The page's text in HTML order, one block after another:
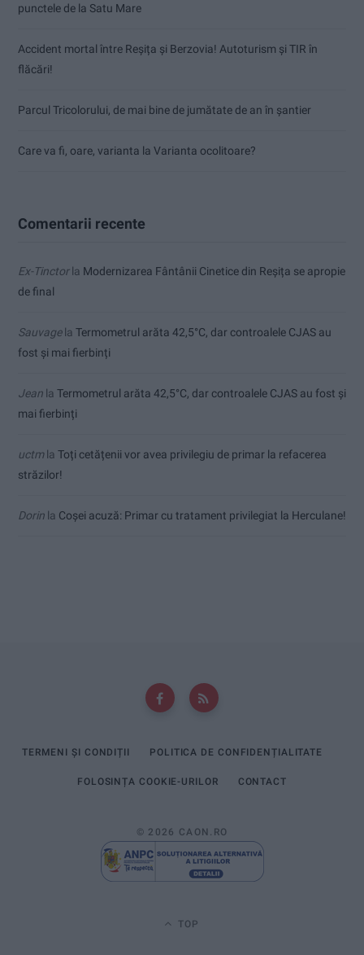
punctele de la Satu Mare
Accident mortal între Reșița și Berzovia! Autoturism și TIR în
flăcări!
Parcul Tricolorului, de mai bine de jumătate de an în șantier
Care va fi, oare, varianta la Varianta ocolitoare?
Comentarii recente
Ex-Tinctorla Modernizarea Fântânii Cinetice din Reșița se apropie
de final
Sauvagela Termometrul arăta 42,5°C, dar controalele CJAS au
fost și mai fierbinți
Jean la Termometrul arăta 42,5°C, dar controalele CJAS au fost și
mai fierbinți
uctmla Toți cetățenii vor avea privilegiu de primar la refacerea
străzilor!
Dorin la Coșei acuză: Primar cu tratament privilegiat la Herculane!
TERMENI ȘI CONDIȚII POLITICA DE CONFIDENȚIALITATE
FOLOSINȚA COOKIE-URILOR CONTACT
© 2026 CAON.RO
TOP